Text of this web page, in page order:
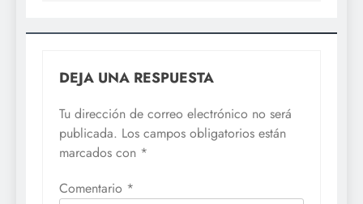
DEJA UNA RESPUESTA
Tu dirección de correo electrónico no será
publicada. Los campos obligatorios están
marcados con *
Comentario *